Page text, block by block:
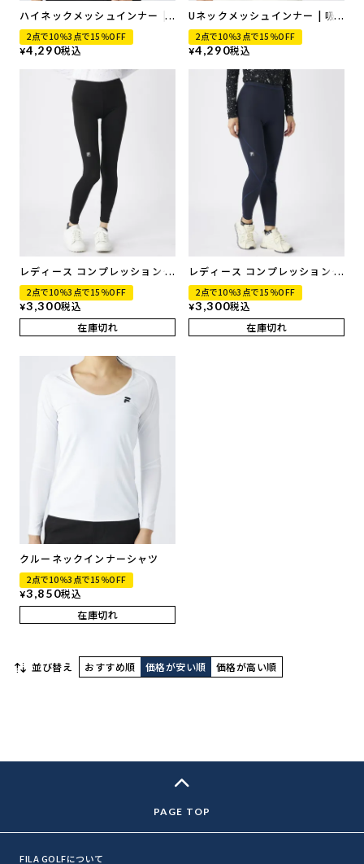
ハイネックメッシュインナー |
吸汗速乾、UVカット、接触冷感
2点で10％3点で15％OFF
¥4,290税込
Uネックメッシュインナー | 吸
汗速乾、UVカット、接触冷感
2点で10％3点で15％OFF
¥4,290税込
レディース コンプレッションタ
イツ
2点で10％3点で15％OFF
¥3,300税込
在庫切れ
レディース コンプレッションタ
イツ
2点で10％3点で15％OFF
¥3,300税込
在庫切れ
クルーネックインナーシャツ
2点で10％3点で15％OFF
¥3,850税込
在庫切れ
並び替え おすすめ順 価格が安い順 価格が高い順
FILA GOLFについて